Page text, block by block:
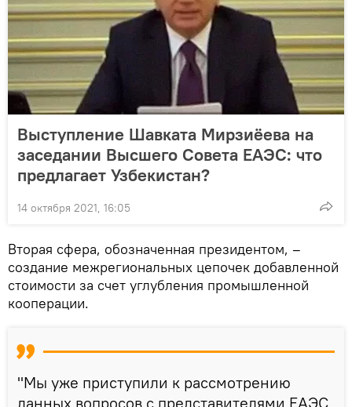
Выступление Шавката Мирзиёева на
заседании Высшего Совета ЕАЭС: что
предлагает Узбекистан?
14 октября 2021, 16:05
Вторая сфера, обозначенная президентом, –
создание межрегиональных цепочек добавленной
стоимости за счет углубления промышленной
кооперации.
"Мы уже приступили к рассмотрению
данных вопросов с представителями ЕАЭС